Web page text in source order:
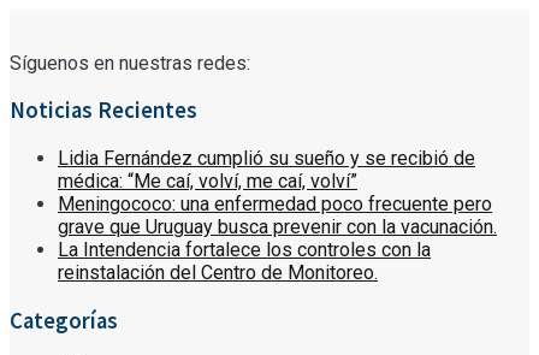
Síguenos en nuestras redes:
Noticias Recientes
Lidia Fernández cumplió su sueño y se recibió de
médica: “Me caí, volví, me caí, volví”
Meningococo: una enfermedad poco frecuente pero
grave que Uruguay busca prevenir con la vacunación.
La Intendencia fortalece los controles con la
reinstalación del Centro de Monitoreo.
Categorías